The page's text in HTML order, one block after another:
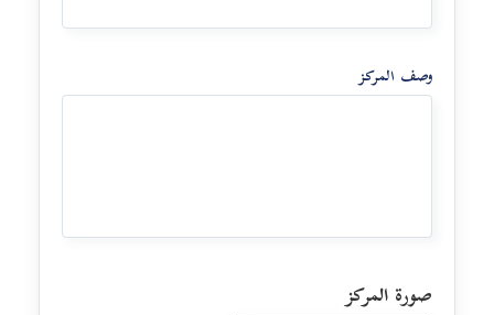
وصف المركز
صورة المركز